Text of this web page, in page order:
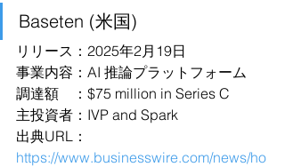
Baseten (米国)
リリース：2025年2月19日
事業内容：AI 推論プラットフォーム
調達額　：$75 million in Series C
主投資者：IVP and Spark
出典URL：
https://www.businesswire.com/news/ho